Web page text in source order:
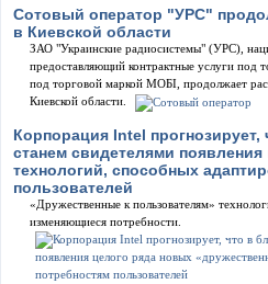
Сотовый оператор "УРС"
в Киевской области
ЗАО "Украинские радиосистемы" (УРС),
предоставляющий контрактные услуги под
под торговой маркой МОБІ, продолжает
Киевской области.
Корпорация Intel
станем свидетелями
технологий, способных
пользователей
«Дружественные к пользователям»
изменяющиеся потребности.